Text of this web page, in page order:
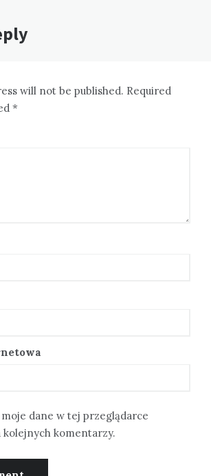
will not be published. Required
*
dane w tej przeglądarce
kolejnych komentarzy.